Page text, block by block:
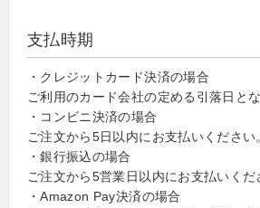
支払時期
・クレジットカード決済の場合
ご利用のカード会社の定める引落日とな
・コンビニ決済の場合
ご注文から5日以内にお支払いください
・銀行振込の場合
ご注文から5営業日以内にお支払いくだ
・Amazon Pay決済の場合